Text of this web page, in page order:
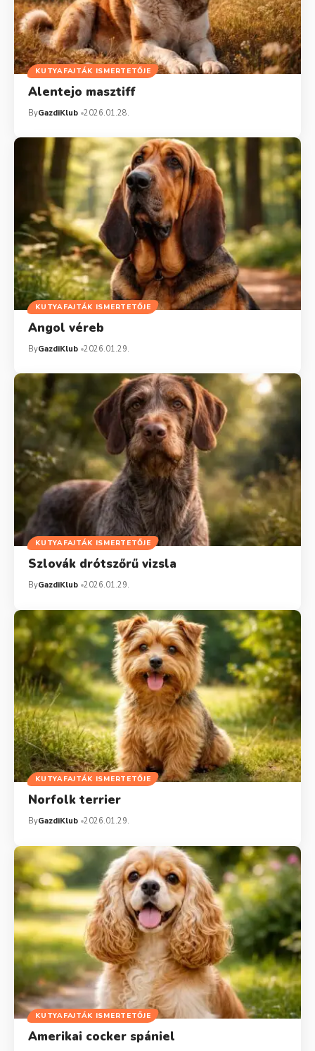
KUTYAFAJTÁK ISMERTETŐJE
Alentejo masztiff
ByGazdiKlub 2026.01.28.
KUTYAFAJTÁK ISMERTETŐJE
Angol véreb
ByGazdiKlub 2026.01.29.
KUTYAFAJTÁK ISMERTETŐJE
Szlovák drótszőrű vizsla
ByGazdiKlub 2026.01.29.
KUTYAFAJTÁK ISMERTETŐJE
Norfolk terrier
ByGazdiKlub 2026.01.29.
KUTYAFAJTÁK ISMERTETŐJE
Amerikai cocker spániel